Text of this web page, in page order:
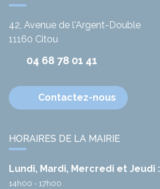
42, Avenue de l'Argent-Double
11160 Citou
04 68 78 01 41
Contactez-nous
HORAIRES DE LA MAIRIE
Lundi, Mardi, Mercredi et Jeudi :
14h00 - 17h00